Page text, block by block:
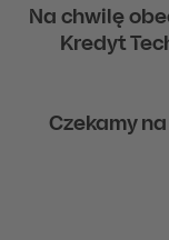
Na chwilę
Kredyt
Czekamy